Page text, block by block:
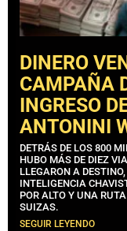
DINERO
CAMPAÑA
INGRESO
ANTONINI
DETRÁS DE LOS 800
HUBO MÁS DE DIEZ
LLEGARON A
INTELIGENCIA
POR ALTO Y UNA
SUIZAS.
SEGUIR LEYENDO